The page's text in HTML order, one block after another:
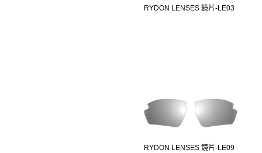
RYDON LENSES 鏡片-LE03
RYDON LENSES 鏡片-LE09